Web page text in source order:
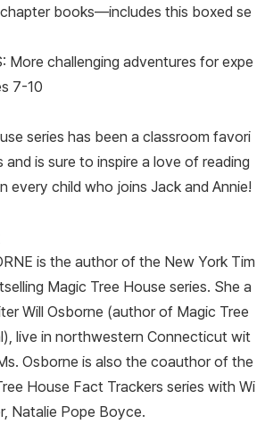
books—includes this boxed se
More challenging adventures for expe
7-10
series has been a classroom favori
is sure to inspire a love of reading
child who joins Jack and Annie!
is the author of the New York Tim
Magic Tree House series. She a
Will Osborne (author of Magic Tree
), live in northwestern Connecticut wit
Osborne is also the coauthor of the
House Fact Trackers series with Wi
Natalie Pope Boyce.